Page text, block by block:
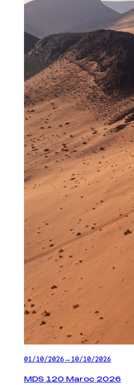
01/10/2026→ 10/10/2026
MDS 120 Maroc 2026